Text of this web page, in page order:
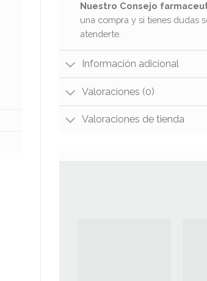
Nuestro Consejo
una compra y si tienes dudas
atenderte.
Información adicional
Valoraciones (0)
Valoraciones de tienda